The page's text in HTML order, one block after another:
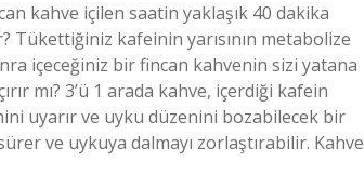
kahve içilen saatin yaklaşık 40 dakika
Tükettiğiniz kafeinin yarısının metabolize
içeceğiniz bir fincan kahvenin sizi yatana
mı? 3’ü 1 arada kahve, içerdiği kafein
uyarır ve uyku düzenini bozabilecek bir
ve uykuya dalmayı zorlaştırabilir. Kahve